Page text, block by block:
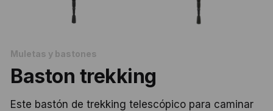
Muletas y bastones
Baston trekking
Este bastón de trekking telescópico para caminar